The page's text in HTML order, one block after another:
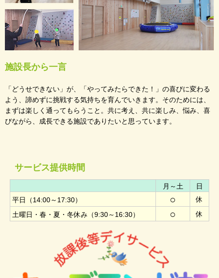
施設長から一言
「どうせできない」が、「やってみたらできた！」の喜びに変わる
よう、諦めずに挑戦する気持ちを育んでいきます。そのためには、
まずは楽しく通ってもらうこと。共に考え、共に楽しみ、悩み、喜
びながら、成長できる施設でありたいと思っています。
サービス提供時間
月～土
日
平日（14:00～17:30）
○
休
土曜日・春・夏・冬休み（9:30～16:30）
○ 休